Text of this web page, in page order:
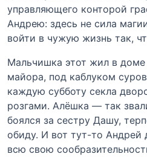
управляющего конторой
Андрею: здесь не сила
войти в чужую жизнь так,
Мальчишка этот жил в доме
майора, под каблуком
каждую субботу секла
розгами. Алёшка — так
боялся за сестру Дашу,
обиду. И вот тут-то Андрей
всю свою